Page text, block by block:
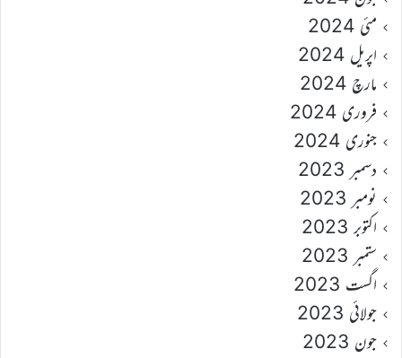
مئی 2024
اپریل 2024
مارچ 2024
فروری 2024
جنوری 2024
دسمبر 2023
نومبر 2023
اکتوبر 2023
ستمبر 2023
اگست 2023
جولائی 2023
جون 2023